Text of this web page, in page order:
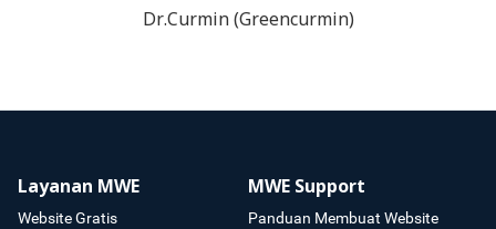
Dr.Curmin (Greencurmin)
Layanan MWE
Website Gratis
MWE Support
Panduan Membuat Website